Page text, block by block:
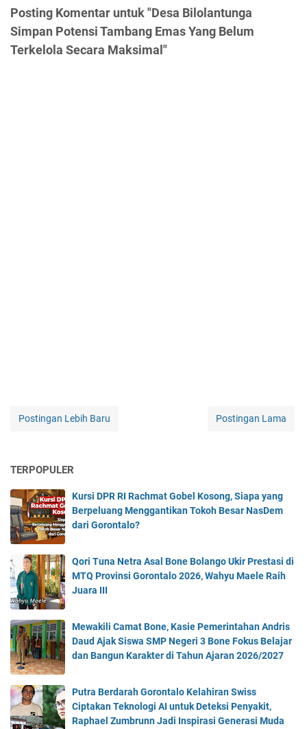
Posting Komentar untuk "Desa Bilolantunga
Simpan Potensi Tambang Emas Yang Belum
Terkelola Secara Maksimal"
Postingan Lebih Baru Postingan Lama
TERPOPULER
Kursi DPR RI Rachmat Gobel Kosong, Siapa yang
Berpeluang Menggantikan Tokoh Besar NasDem
dari Gorontalo?
Qori Tuna Netra Asal Bone Bolango Ukir Prestasi di
MTQ Provinsi Gorontalo 2026, Wahyu Maele Raih
Juara III
Mewakili Camat Bone, Kasie Pemerintahan Andris
Daud Ajak Siswa SMP Negeri 3 Bone Fokus Belajar
dan Bangun Karakter di Tahun Ajaran 2026/2027
Putra Berdarah Gorontalo Kelahiran Swiss
Ciptakan Teknologi AI untuk Deteksi Penyakit,
Raphael Zumbrunn Jadi Inspirasi Generasi Muda